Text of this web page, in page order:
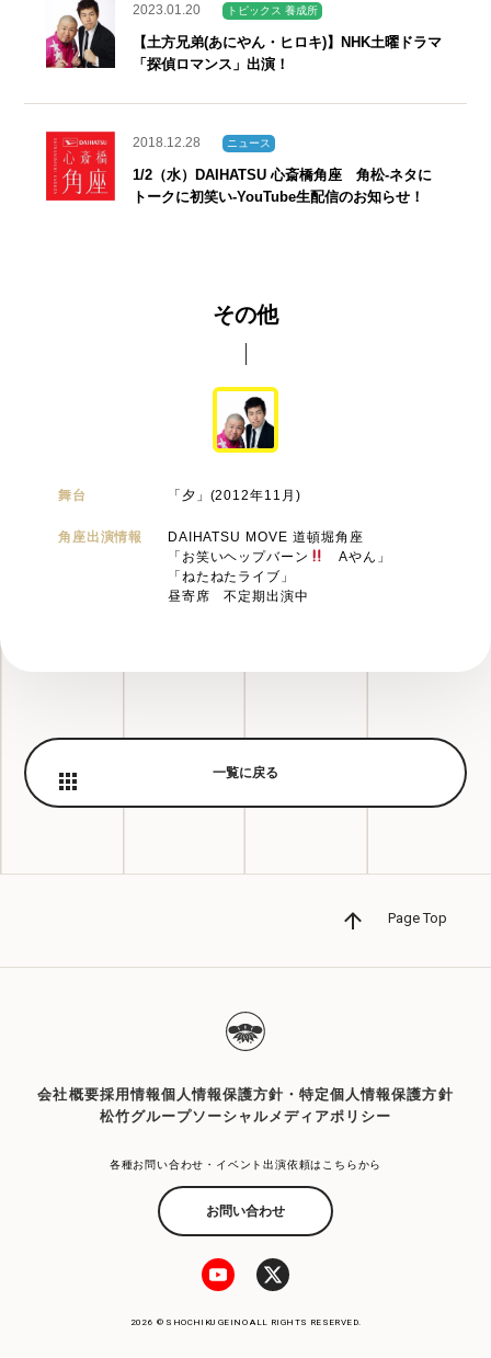
2023.01.20 トピックス 養成所
【土方兄弟(あにやん・ヒロキ)】NHK土曜ドラマ
「探偵ロマンス」出演！
2018.12.28 ニュース
1/2（水）DAIHATSU 心斎橋角座 角松‐ネタに
トークに初笑い‐YouTube生配信のお知らせ！
その他
舞台 「夕」(2012年11月)
角座出演情報
DAIHATSU MOVE 道頓堀角座
「お笑いヘップバーン
Aやん」
「ねたねたライブ」
昼寄席 不定期出演中
一覧に戻る
Page Top
会社概要採用情報個人情報保護方針・特定個人情報保護方針
松竹グループソーシャルメディアポリシー
各種お問い合わせ・イベント出演依頼はこちらから
お問い合わせ
2026 © SHOCHIKU GEINO ALL RIGHTS RESERVED.